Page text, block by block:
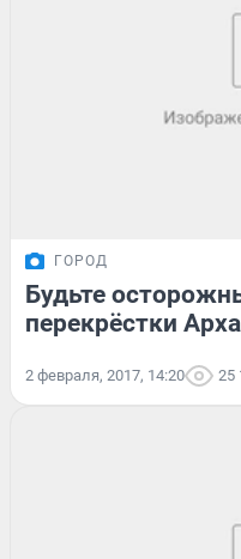
ГОРОД
Будьте
перекрёстки
2 февраля, 2017, 14:20 25